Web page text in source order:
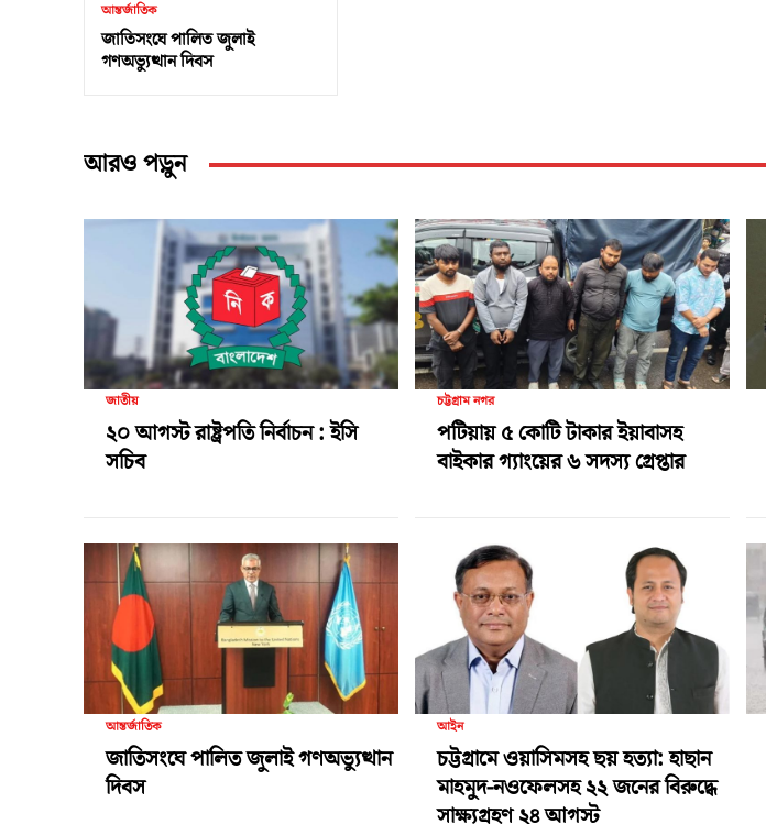
আন্তর্জাতিক
জাতিসংঘে পালিত জুলাই
গণঅভ্যুত্থান দিবস
আরও পড়ুন
জাতীয়
২০ আগস্ট রাষ্ট্রপতি নির্বাচন : ইসি
সচিব
চট্টগ্রাম নগর
পটিয়ায় ৫ কোটি টাকার ইয়াবাসহ
বাইকার গ্যাংয়ের ৬ সদস্য গ্রেপ্তার
আন্তর্জাতিক
জাতিসংঘে পালিত জুলাই গণঅভ্যুত্থান
দিবস
আইন
চট্টগ্রামে ওয়াসিমসহ ছয় হত্যা: হাছান
মাহমুদ-নওফেলসহ ২২ জনের বিরুদ্ধে
সাক্ষ্যগ্রহণ ২৪ আগস্ট